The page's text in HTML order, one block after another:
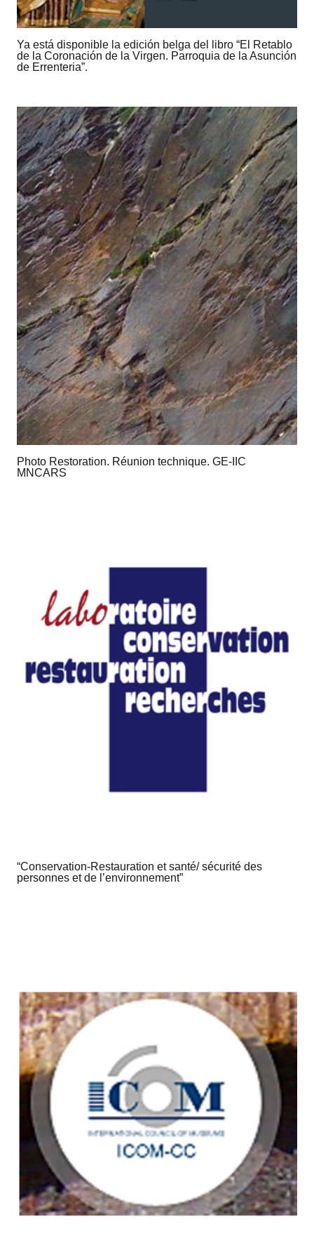
Ya está disponible la edición belga del libro “El Retablo
de la Coronación de la Virgen. Parroquia de la Asunción
de Errenteria”.
Photo Restoration. Réunion technique. GE-IIC
MNCARS
“Conservation-Restauration et santé/ sécurité des
personnes et de l’environnement”